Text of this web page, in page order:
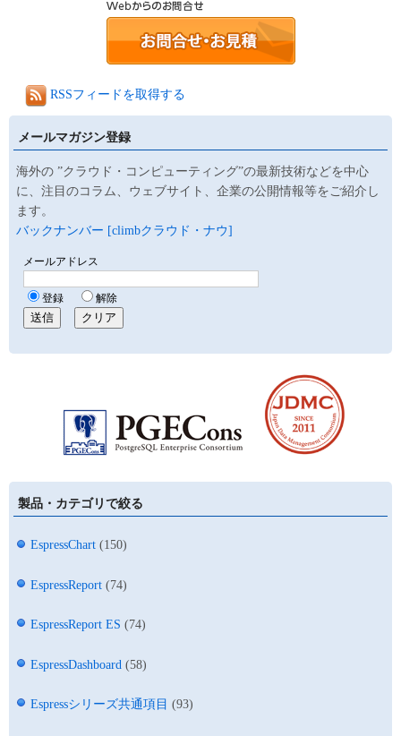
RSSフィードを取得する
メールマガジン登録
海外の ”クラウド・コンピューティング”の最新技術などを中心
に、注目のコラム、ウェブサイト、企業の公開情報等をご紹介し
ます。
バックナンバー [climbクラウド・ナウ]
製品・カテゴリで絞る
EspressChart (150)
EspressReport (74)
EspressReport ES (74)
EspressDashboard (58)
Espressシリーズ共通項目 (93)